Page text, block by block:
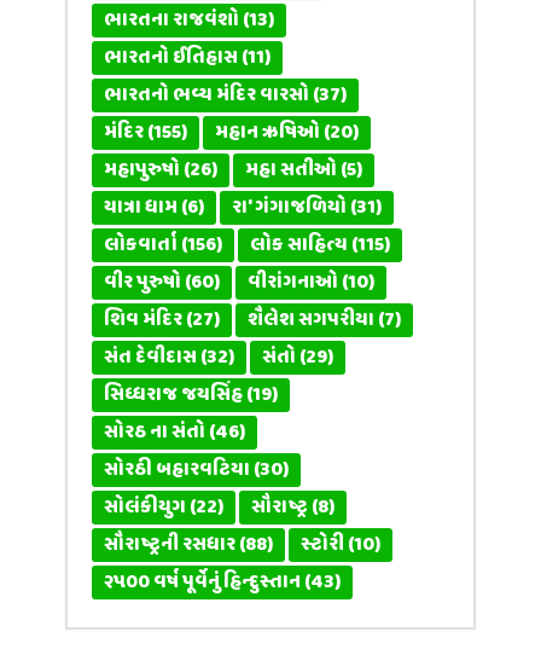
ભારતના રાજવંશો(13)
ભારતનો ઈતિહાસ(11)
ભારતનો ભવ્ય મંદિર વારસો(37)
મંદિર(155) મહાન ઋષિઓ(20)
મહાપુરુષો(26) મહા સતીઓ(5)
યાત્રા ધામ(6) રા' ગંગાજળિયો(31)
લોકવાર્તા(156) લોક સાહિત્ય(115)
વીર પુરુષો(60) વીરાંગનાઓ(10)
શિવ મંદિર(27) શૈલેશ સગપરીયા(7)
સંત દેવીદાસ(32) સંતો(29)
સિધ્ધરાજ જયસિંહ(19)
સોરઠ ના સંતો(46)
સોરઠી બહારવટિયા(30)
સોલંકીયુગ(22) સૌરાષ્ટ્ર(8)
સૌરાષ્ટ્રની રસધાર(88) સ્ટોરી(10)
૨૫૦૦ વર્ષ પૂર્વેનું હિન્દુસ્તાન(43)